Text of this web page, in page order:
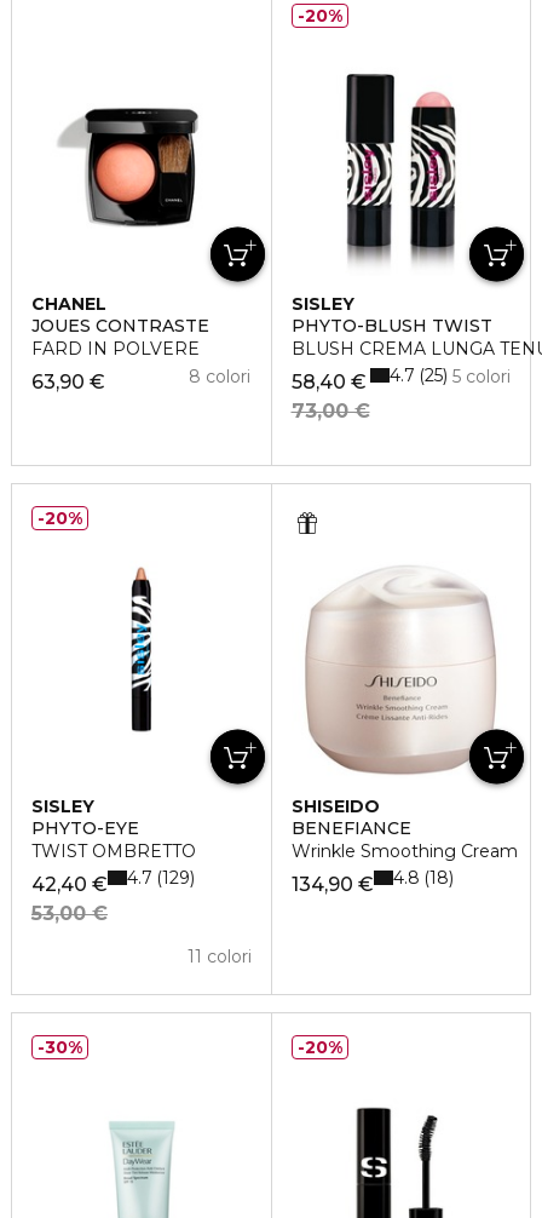
CHANEL
JOUES CONTRASTE
FARD IN POLVERE
63,90 € 8 colori
SISLEY
PHYTO-BLUSH TWIST
BLUSH CREMA LUNGA
58,40 €
73,00 €
5 colori
4.7 25
20%
SISLEY
PHYTO-EYE
TWIST OMBRETTO
42,40 €
53,00 €
11 colori
4.7 129
20%
SHISEIDO
BENEFIANCE
Wrinkle Smoothing Cream
134,90 € 4.8 18
30% 20%